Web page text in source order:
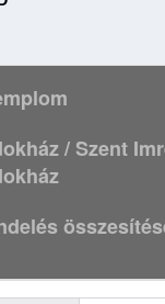
/ Szent